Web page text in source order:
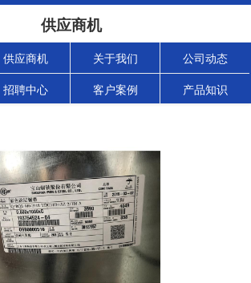
供应商机
供应商机 关于我们 公司动态
招聘中心 客户案例 产品知识